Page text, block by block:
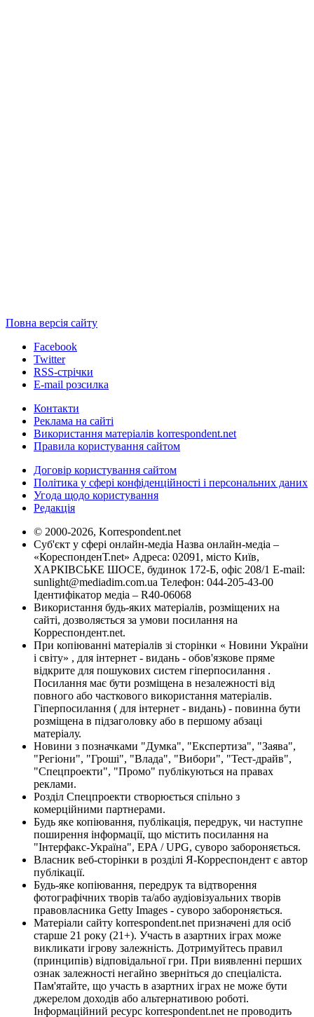
Повна версія сайту
Facebook
Twitter
RSS-стрічки
E-mail розсилка
Контакти
Реклама на сайті
Використання матеріалів korrespondent.net
Правила користування сайтом
Договір користування сайтом
Політика у сфері конфіденційності і персональних даних
Угода щодо користування
Редакція
© 2000-2026, Korrespondent.net
Суб'єкт у сфері онлайн-медіа Назва онлайн-медіа –
«КореспонденТ.net» Адреса: 02091, місто Київ,
ХАРКІВСЬКЕ ШОСЕ, будинок 172-Б, офіс 208/1 E-mail:
sunlight@mediadim.com.ua Телефон: 044-205-43-00
Ідентифікатор медіа – R40-06068
Використання будь-яких матеріалів, розміщених на
сайті, дозволяється за умови посилання на
Корреспондент.net.
При копіюванні матеріалів зі сторінки « Новини України
і світу» , для інтернет - видань - обов'язкове пряме
відкрите для пошукових систем гіперпосилання .
Посилання має бути розміщена в незалежності від
повного або часткового використання матеріалів.
Гіперпосилання ( для інтернет - видань) - повинна бути
розміщена в підзаголовку або в першому абзаці
матеріалу.
Новини з позначками "Думка", "Експертиза", "Заява",
"Регіони", "Гроші", "Влада", "Вибори", "Тест-драйв",
"Спецпроекти", "Промо" публікуються на правах
реклами.
Розділ Спецпроекти створюється спільно з
комерційними партнерами.
Будь яке копіювання, публікація, передрук, чи наступне
поширення інформації, що містить посилання на
"Інтерфакс-Україна", EPA / UPG, суворо забороняється.
Власник веб-сторінки в розділі Я-Корреспондент є автор
публікації.
Будь-яке копіювання, передрук та відтворення
фотографічних творів та/або аудіовізуальних творів
правовласника Getty Images - суворо забороняється.
Матеріали сайту korrespondent.net призначені для осіб
старше 21 року (21+). Участь в азартних іграх може
викликати ігрову залежність. Дотримуйтесь правил
(принципів) відповідальної гри. При виявленні перших
ознак залежності негайно зверніться до спеціаліста.
Пам'ятайте, що участь в азартних іграх не може бути
джерелом доходів або альтернативою роботі.
Інформаційний ресурс korrespondent.net не проводить